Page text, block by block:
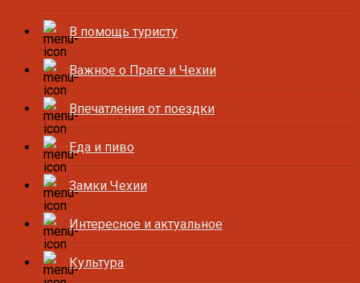
В помощь туристу
Важное о Праге и Чехии
Впечатления от поездки
Еда и пиво
Замки Чехии
Интересное и актуальное
Культура